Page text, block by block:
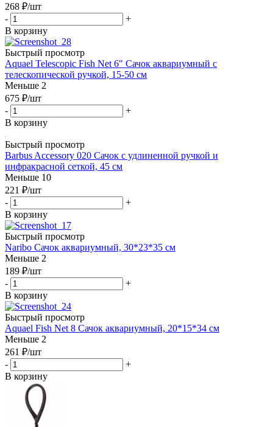
268 ₽/шт
-
+
В корзину
Быстрый просмотр
Aquael Telescopic Fish Net 6" Сачок аквариумный с
телескопической ручкой, 15-50 см
Меньше 2
675 ₽/шт
-
+
В корзину
Быстрый просмотр
Barbus Accessory 020 Сачок с удлиненной ручкой и
инфракрасной сеткой, 45 см
Меньше 10
221 ₽/шт
-
+
В корзину
Быстрый просмотр
Naribo Сачок аквариумный, 30*23*35 см
Меньше 2
189 ₽/шт
-
+
В корзину
Быстрый просмотр
Aquael Fish Net 8 Сачок аквариумный, 20*15*34 см
Меньше 2
261 ₽/шт
-
+
В корзину